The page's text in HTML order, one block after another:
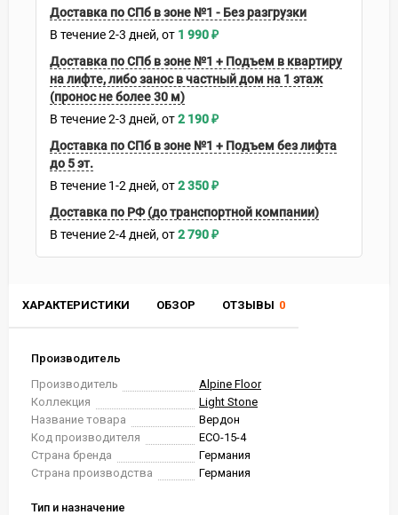
ХАРАКТЕРИСТИКИ ОБЗОР ОТЗЫВЫ 0
Производитель
Производитель
Alpine Floor
Коллекция
Light Stone
Название товара
Вердон
Код производителя
ECO-15-4
Страна бренда
Германия
Страна производства
Германия
Тип и назначение
Доставка по СПб в зоне №1 - Без разгрузки
В течение2-3 дней 1 990₽
Доставка по СПб в зоне №1 + Подъем в квартиру
на лифте, либо занос в частный дом на 1 этаж
(пронос не более 30 м)
В течение2-3 дней 2 190₽
Доставка по СПб в зоне №1 + Подъем без лифта
до 5 эт.
В течение 1-2 дней 2 350₽
Доставка по РФ (до транспортной компании)
В течение2-4 дней 2 790₽